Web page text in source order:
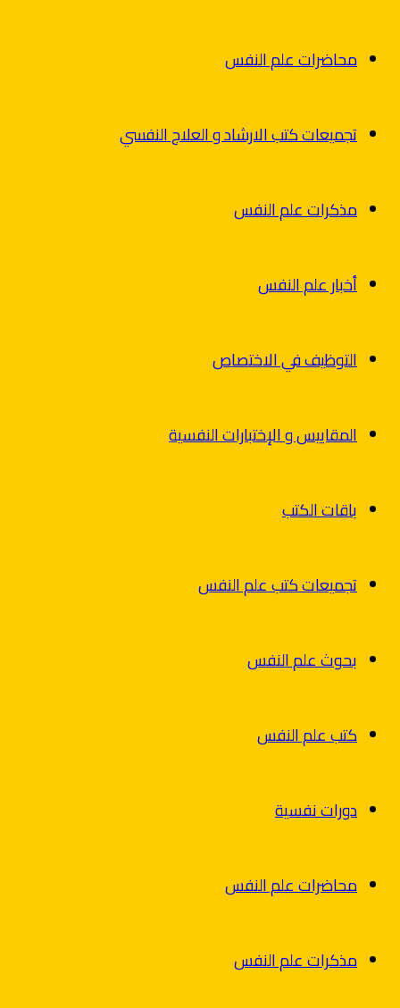
محاضرات علم النفس
تجميعات كتب الارشاد و العلاج النفسي
مذكرات علم النفس
أخبار علم النفس
التوظيف في الاختصاص
المقاييس و الإختبارات النفسية
باقات الكتب
تجميعات كتب علم النفس
بحوث علم النفس
كتب علم النفس
دورات نفسية
محاضرات علم النفس
مذكرات علم النفس